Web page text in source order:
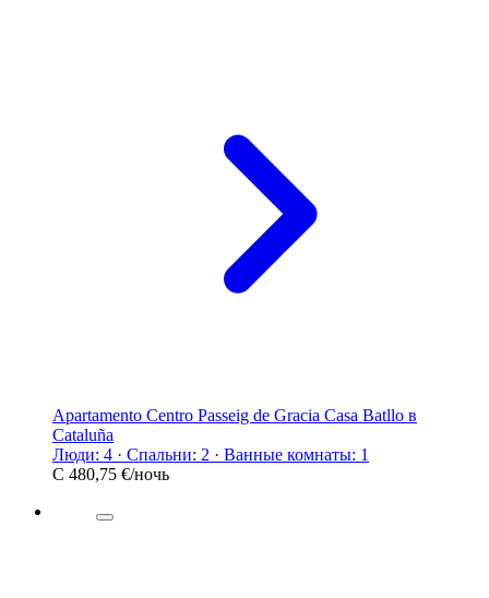
Apartamento Centro Passeig de Gracia Casa Batllo в
Cataluña
Люди: 4 · Спальни: 2 · Ванные комнаты: 1
С 480,75 €/ночь